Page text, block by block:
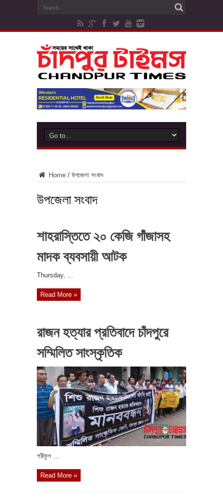
Home / উপজেলা সংবাদ
উপজেলা সংবাদ
শাহরাস্তিতে ২০ কেজি গাঁজাসহ
মাদক ব্যবসায়ী আটক
‎Thursday, ...
Read More »
রাজন হত্যার প্রতিবাদে চাঁদপুরে
সম্মিলিত সাংস্কৃতিক
শরীফুল ...
Read More »